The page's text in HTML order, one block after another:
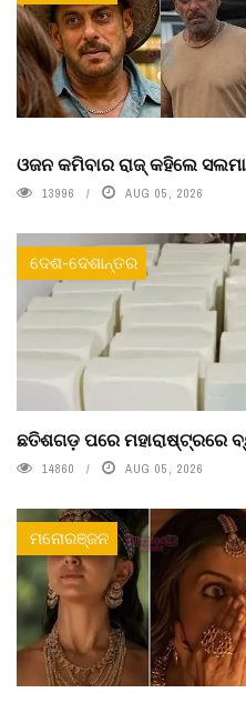
ଓଜନ କମିବାର ରାଜ୍ କହିଲେ
13996 AUG 05, 2026
ଦେଶ-ଦେଶାନ୍ତର
ଛତିଶଗଡ଼ ପରେ ମହାରାଷ୍ଟ୍ରରେ
14860 AUG 05, 2026
ମନୋରଞ୍ଜନ